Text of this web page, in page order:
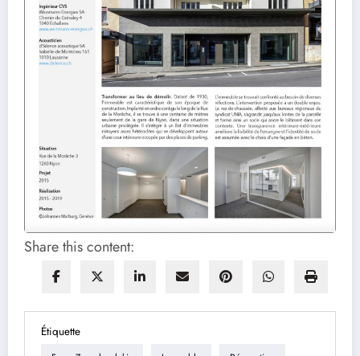
Share this content:
Étiquette